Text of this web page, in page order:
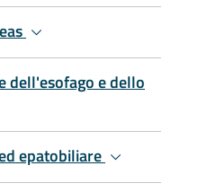
dell'esofago e dello
epatobiliare